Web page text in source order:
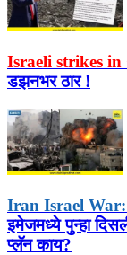
Israeli strikes in
डझनभर ठार !
Iran Israel War:
इमेजमध्ये पुन्हा
प्लॅन काय?